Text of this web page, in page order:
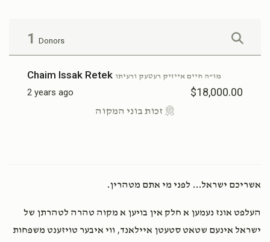
1 Donors
Chaim Issak Retek מו“ה חיים אייזיק רעטעק ורעיתו
2 years ago $18,000.00
זכות בוני המקוה
אשריכם ישראל... לפני מי אתם מטהרין.
העלפט אונז נעמען א חלק אין בויען א מקוה טהרה לטהרתן של
ישראל אינעם שטאט סטעטן איילאנד, ווי איבער טויזענט משפחות